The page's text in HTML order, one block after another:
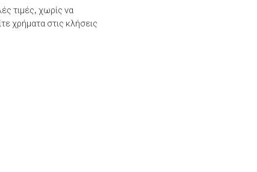
τιμές, χωρίς να
χρήματα στις κλήσεις